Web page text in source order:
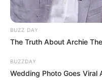
BUZZ DAY
The Truth About Archie
BUZZDAY
Wedding Photo Goes Viral